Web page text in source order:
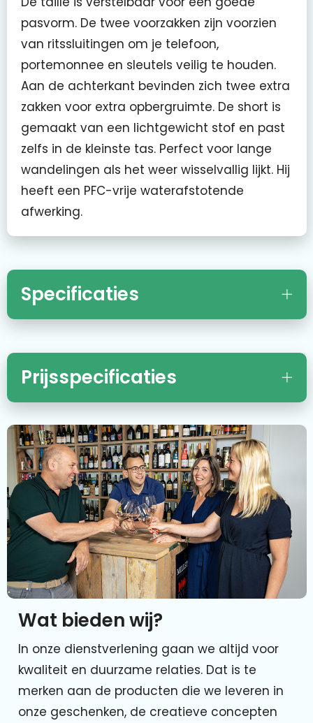
pasvorm. De twee voorzakken zijn voorzien
van ritssluitingen om je telefoon,
portemonnee en sleutels veilig te houden.
Aan de achterkant bevinden zich twee extra
zakken voor extra opbergruimte. De short is
gemaakt van een lichtgewicht stof en past
zelfs in de kleinste tas. Perfect voor lange
wandelingen als het weer wisselvallig lijkt. Hij
heeft een PFC-vrije waterafstotende
afwerking.
Specificaties
Prijsspecificaties
Wat bieden wij?
In onze dienstverlening gaan we altijd voor
kwaliteit en duurzame relaties. Dat is te
merken aan de producten die we leveren in
onze geschenken, de creatieve concepten